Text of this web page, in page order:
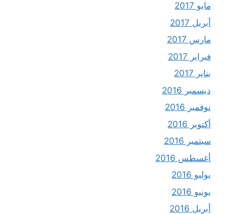
مايو 2017
أبريل 2017
مارس 2017
فبراير 2017
يناير 2017
ديسمبر 2016
نوفمبر 2016
أكتوبر 2016
سبتمبر 2016
أغسطس 2016
يوليو 2016
يونيو 2016
أبريل 2016